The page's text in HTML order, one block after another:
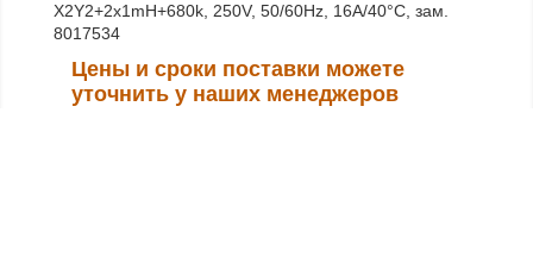
X2Y2+2x1mH+680k, 250V, 50/60Hz, 16A/40°C, зам.
8017534
Цены и сроки поставки можете
уточнить у наших менеджеров